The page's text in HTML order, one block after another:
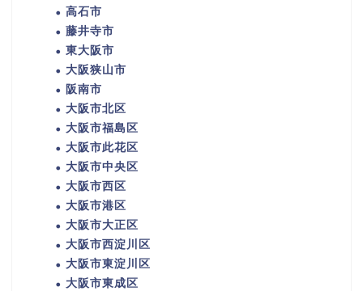
高石市
藤井寺市
東大阪市
大阪狭山市
阪南市
大阪市北区
大阪市福島区
大阪市此花区
大阪市中央区
大阪市西区
大阪市港区
大阪市大正区
大阪市西淀川区
大阪市東淀川区
大阪市東成区